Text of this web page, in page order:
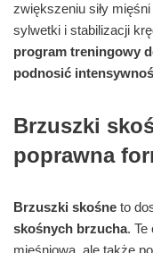
zwiększeniu siły
sylwetki i stabilizacji
program treningowy
podnosić
Brzuszki
poprawna
Brzuszki skośne to
skośnych brzucha. Te